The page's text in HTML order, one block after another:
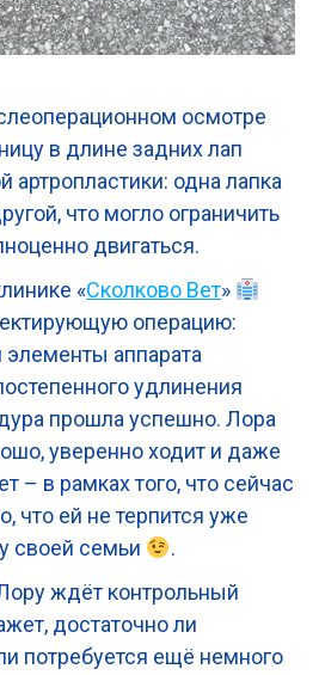
осмотре
в длине задних лап
артропластики: одна лапка
что могло ограничить
двигаться.
«Сколково Вет»
операцию:
элементы аппарата
удлинения
прошла успешно. Лора
уверенно ходит и даже
– в рамках того, что сейчас
что ей не терпится уже
своей семьи
.
ждёт контрольный
достаточно ли
потребуется ещё немного